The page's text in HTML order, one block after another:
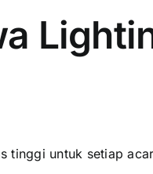
untuk setiap